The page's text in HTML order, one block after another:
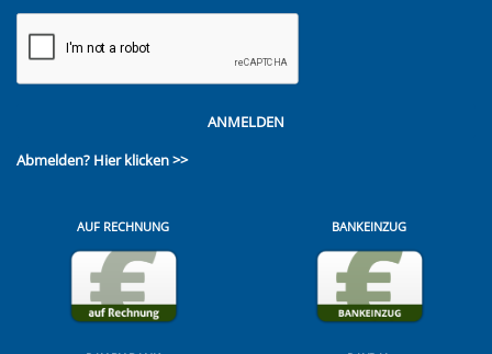
ANMELDEN
Abmelden? Hier klicken >>
AUF RECHNUNG BANKEINZUG